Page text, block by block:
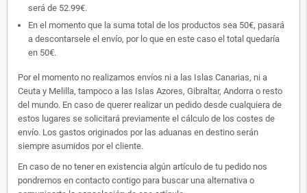
será de 52.99€.
En el momento que la suma total de los productos sea 50€, pasará
a descontarsele el envío, por lo que en este caso el total quedaría
en 50€.
Por el momento no realizamos envíos ni a las Islas Canarias, ni a
Ceuta y Melilla, tampoco a las Islas Azores, Gibraltar, Andorra o resto
del mundo. En caso de querer realizar un pedido desde cualquiera de
estos lugares se solicitará previamente el cálculo de los costes de
envío. Los gastos originados por las aduanas en destino serán
siempre asumidos por el cliente.
En caso de no tener en existencia algún artículo de tu pedido nos
pondremos en contacto contigo para buscar una alternativa o